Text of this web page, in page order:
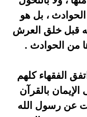
، بل هو
قبل خلق العرش
من الحوادث .
الفقهاء كلهم
بالقرآن
عن رسول الله